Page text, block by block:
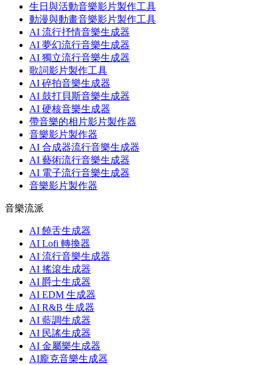
生日與活動音樂影片製作工具
動漫與動畫音樂影片製作工具
AI 流行抒情音樂生成器
AI 夢幻流行音樂生成器
AI 獨立流行音樂生成器
歌詞影片製作工具
AI 碎拍音樂生成器
AI 鼓打貝斯音樂生成器
AI 硬核音樂生成器
帶音樂的相片影片製作器
音樂影片製作器
AI 合成器流行音樂生成器
AI 藝術流行音樂生成器
AI 電子流行音樂生成器
音樂影片製作器
音樂流派
AI 饒舌生成器
AI Lofi 轉換器
AI 流行音樂生成器
AI 搖滾生成器
AI 爵士生成器
AI EDM 生成器
AI R&B 生成器
AI 藍調生成器
AI 民謠生成器
AI 金屬樂生成器
AI龐克音樂生成器